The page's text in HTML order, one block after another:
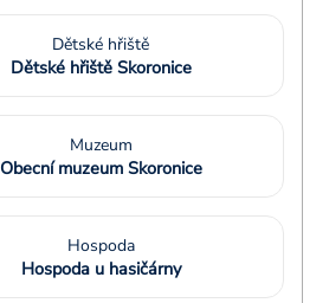
Dětské hřiště
Dětské hřiště Skoronice
Muzeum
Obecní muzeum Skoronice
Hospoda
Hospoda u hasičárny